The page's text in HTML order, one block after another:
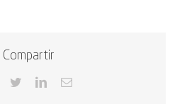
Compartir
Facebook
TwitterLinkedInCorreo